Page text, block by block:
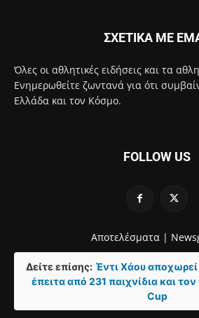
ΣΧΕΤΙΚΑ ΜΕ
Όλες οι αθλητικές ειδήσεις και τα
Ενημερωθείτε ζωντανά για ότι
Ελλάδα και τον Κόσμο.
FOLLOW US
Αποτελέσματα |
Δείτε επίσης: Έντι Χάου
έπειτα από 231 παιχνίδια και
Cup